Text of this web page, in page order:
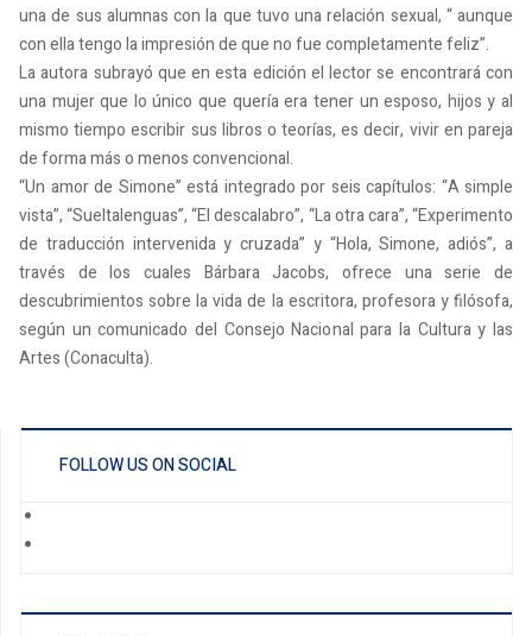
una de sus alumnas con la que tuvo una relación sexual, “ aunque
con ella tengo la impresión de que no fue completamente feliz”.
La autora subrayó que en esta edición el lector se encontrará con
una mujer que lo único que quería era tener un esposo, hijos y al
mismo tiempo escribir sus libros o teorías, es decir, vivir en pareja
de forma más o menos convencional.
“Un amor de Simone” está integrado por seis capítulos: “A simple
vista”, “Sueltalenguas”, “El descalabro”, “La otra cara”, “Experimento
de traducción intervenida y cruzada” y “Hola, Simone, adiós”, a
través de los cuales Bárbara Jacobs, ofrece una serie de
descubrimientos sobre la vida de la escritora, profesora y filósofa,
según un comunicado del Consejo Nacional para la Cultura y las
Artes (Conaculta).
FOLLOW US ON SOCIAL